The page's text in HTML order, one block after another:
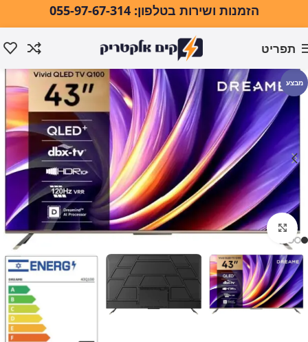
הזמנות ושירות בטלפון: 055-97-67-314
תפריט
עמוד הבית טלוויזיות ואודיו טלוויזיות טלוויזיות בגודל 43"-48"
מבצע
לחצו להגדלה